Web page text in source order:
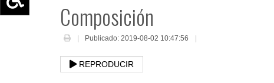
Aumentar texto (+)
Reducir texto (-)
Composición
Publicado: 2019-08-02 10:47:56
REPRODUCIR